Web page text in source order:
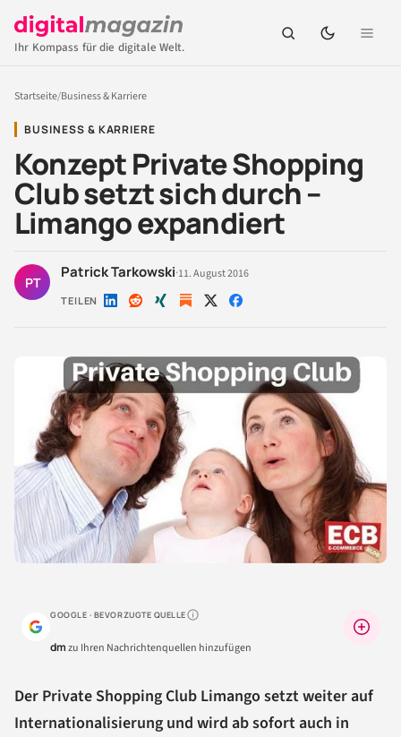
Ihr Kompass für die digitale Welt.
Startseite/Business & Karriere
BUSINESS & KARRIERE
Konzept Private Shopping
Club setzt sich durch –
Limango expandiert
PT
Patrick Tarkowski·11. August 2016
TEILEN Auf Auf Auf Auf Auf
GOOGLE · BEVORZUGTE QUELLEWarum lohnt sich das?
dmzu Ihren Nachrichtenquellen hinzufügen
Der Private Shopping Club Limango setzt weiter auf
Internationalisierung und wird ab sofort auch in